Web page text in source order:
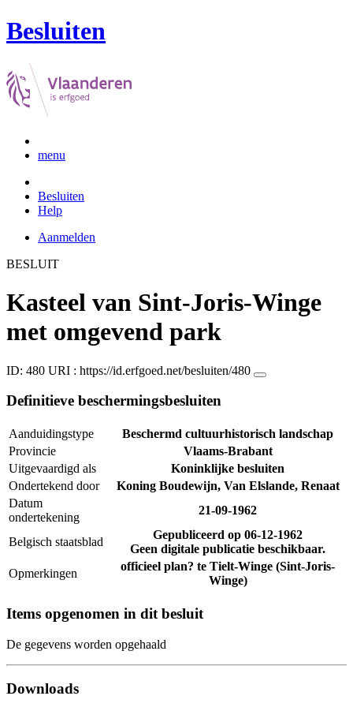
Besluiten
menu
Besluiten
Help
Aanmelden
BESLUIT
Kasteel van Sint-Joris-Winge
met omgevend park
ID: 480 URI : https://id.erfgoed.net/besluiten/480
Definitieve beschermingsbesluiten
Aanduidingstype
Beschermd cultuurhistorisch landschap
Provincie
Vlaams-Brabant
Uitgevaardigd als
Koninklijke besluiten
Ondertekend door
Koning Boudewijn, Van Elslande, Renaat
Datum
ondertekening
21-09-1962
Belgisch staatsblad
Gepubliceerd op 06-12-1962
Geen digitale publicatie beschikbaar.
Opmerkingen
officieel plan? te Tielt-Winge (Sint-Joris-
Winge)
Items opgenomen in dit besluit
De gegevens worden opgehaald
Downloads